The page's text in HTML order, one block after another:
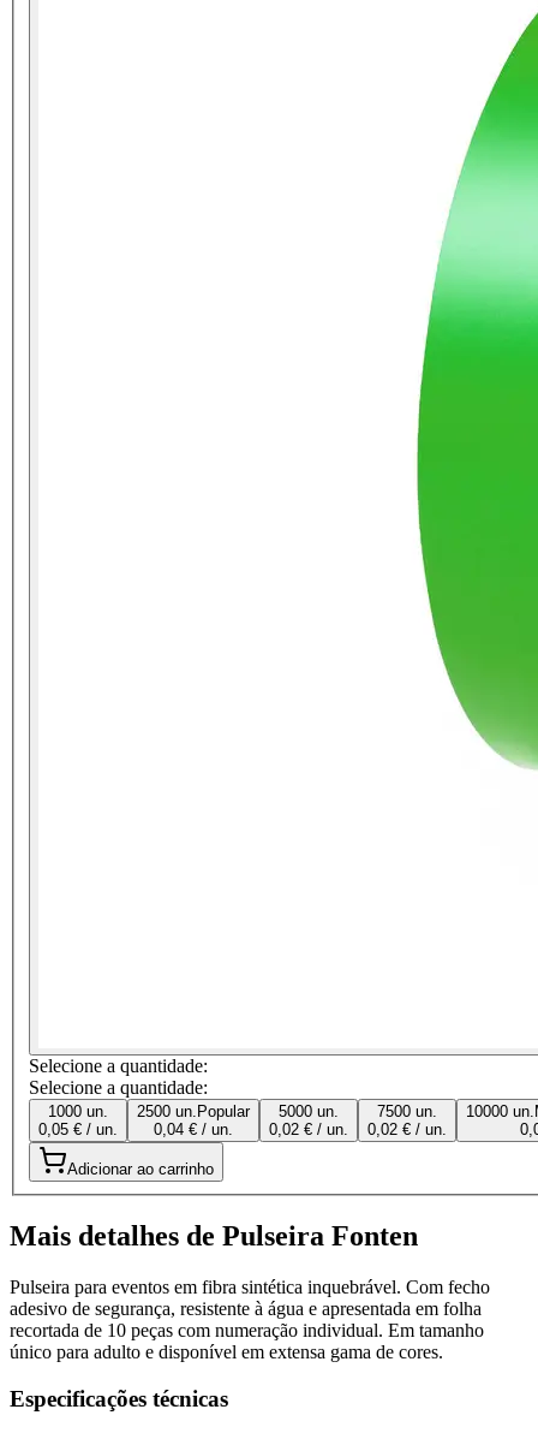
Selecione a quantidade:
Selecione a quantidade:
1000 un.
0,05 € / un.
2500 un. Popular
0,04 € / un.
5000 un.
0,02 € / un.
7500 un.
0,02 € / un.
10000 un.
Adicionar ao carrinho
Mais detalhes de Pulseira Fonten
Pulseira para eventos em fibra sintética inquebrável. Com fecho
adesivo de segurança, resistente à água e apresentada em folha
recortada de 10 peças com numeração individual. Em tamanho
único para adulto e disponível em extensa gama de cores.
Especificações técnicas